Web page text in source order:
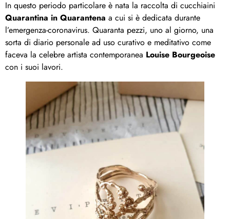
In questo periodo particolare è nata la raccolta di cucchiaini
Quarantina in Quarantena a cui si è dedicata durante
l’emergenza-coronavirus. Quaranta pezzi, uno al giorno, una
sorta di diario personale ad uso curativo e meditativo come
faceva la celebre artista contemporanea Louise Bourgeoise
con i suoi lavori.